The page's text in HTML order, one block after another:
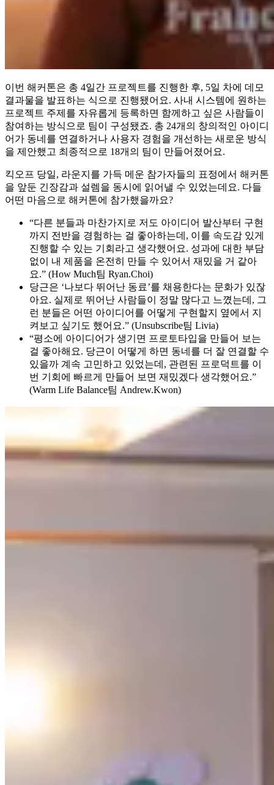
이번 해커톤은 총 4일간 프로젝트를 진행한 후, 5일 차에 데모
결과물을 발표하는 식으로 진행됐어요. 사내 시스템에 원하는
프로젝트 주제를 자유롭게 등록하면 함께하고 싶은 사람들이
참여하는 방식으로 팀이 구성됐죠. 총 24개의 창의적인 아이디
어가 동네를 연결하거나 사용자 경험을 개선하는 새로운 방식
을 제안했고 최종적으로 18개의 팀이 만들어졌어요.
킥오프 당일, 라운지를 가득 메운 참가자들의 표정에서 해커톤
을 앞둔 긴장감과 설렘을 동시에 읽어낼 수 있었는데요. 다들
어떤 마음으로 해커톤에 참가했을까요?
“다른 분들과 마찬가지로 저도 아이디어 발산부터 구현
까지 전반을 경험하는 걸 좋아하는데, 이를 속도감 있게
진행할 수 있는 기회라고 생각했어요. 성과에 대한 부담
없이 내 제품을 온전히 만들 수 있어서 재밌을 거 같아
요.” (How Much팀 Ryan.Choi)
당근은 ‘나보다 뛰어난 동료’를 채용한다는 문화가 있잖
아요. 실제로 뛰어난 사람들이 정말 많다고 느꼈는데, 그
런 분들은 어떤 아이디어를 어떻게 구현할지 옆에서 지
켜보고 싶기도 했어요.” (Unsubscribe팀 Livia)
“평소에 아이디어가 생기면 프로토타입을 만들어 보는
걸 좋아해요. 당근이 어떻게 하면 동네를 더 잘 연결할 수
있을까 계속 고민하고 있었는데, 관련된 프로덕트를 이
번 기회에 빠르게 만들어 보면 재밌겠다 생각했어요.”
(Warm Life Balance팀 Andrew.Kwon)